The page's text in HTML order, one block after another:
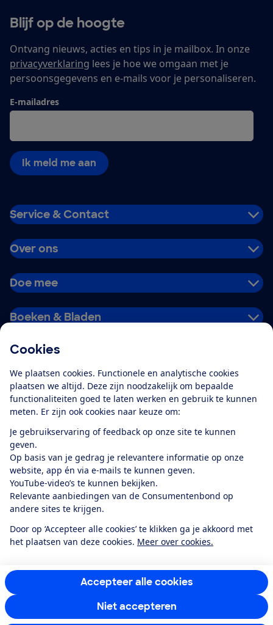
Cookies
We plaatsen cookies. Functionele en analytische cookies
plaatsen we altijd. Deze zijn noodzakelijk om bepaalde
functionaliteiten goed te laten werken en gebruik te kunnen
meten. Er zijn ook cookies naar keuze om:
Je gebruikservaring of feedback op onze site te kunnen
geven.
Op basis van je gedrag je relevantere informatie op onze
website, app én via e-mails te kunnen geven.
YouTube-video’s te kunnen bekijken.
Relevante aanbiedingen van de Consumentenbond op
andere sites te krijgen.
Door op ‘Accepteer alle cookies’ te klikken ga je akkoord met
het plaatsen van deze cookies. Meer over cookies.
Accepteer alle cookies
Niet accepteren
Blijf op de hoogte
Ontvang nieuws, acties en tips in je mailbox. In onze
privacyverklaring lees je hoe we omgaan met je
persoonsgegevens en e-mails voor je personaliseren.
E-mailadres
Ik meld me aan
Service & Contact
Over ons
Doe mee
Boeken & Bladen
Alles over de
app
Algemene Voorwaarden
Privacyverklaring
Cookiebeleid
Privacyvoorkeuren
Toegankelijkheid
RSS-feed nieuws
FacebookTwitterInstagram
YoutubeLinkedIn
12.901consumentenbeoordelen de Consumentenbondmet gemiddeld